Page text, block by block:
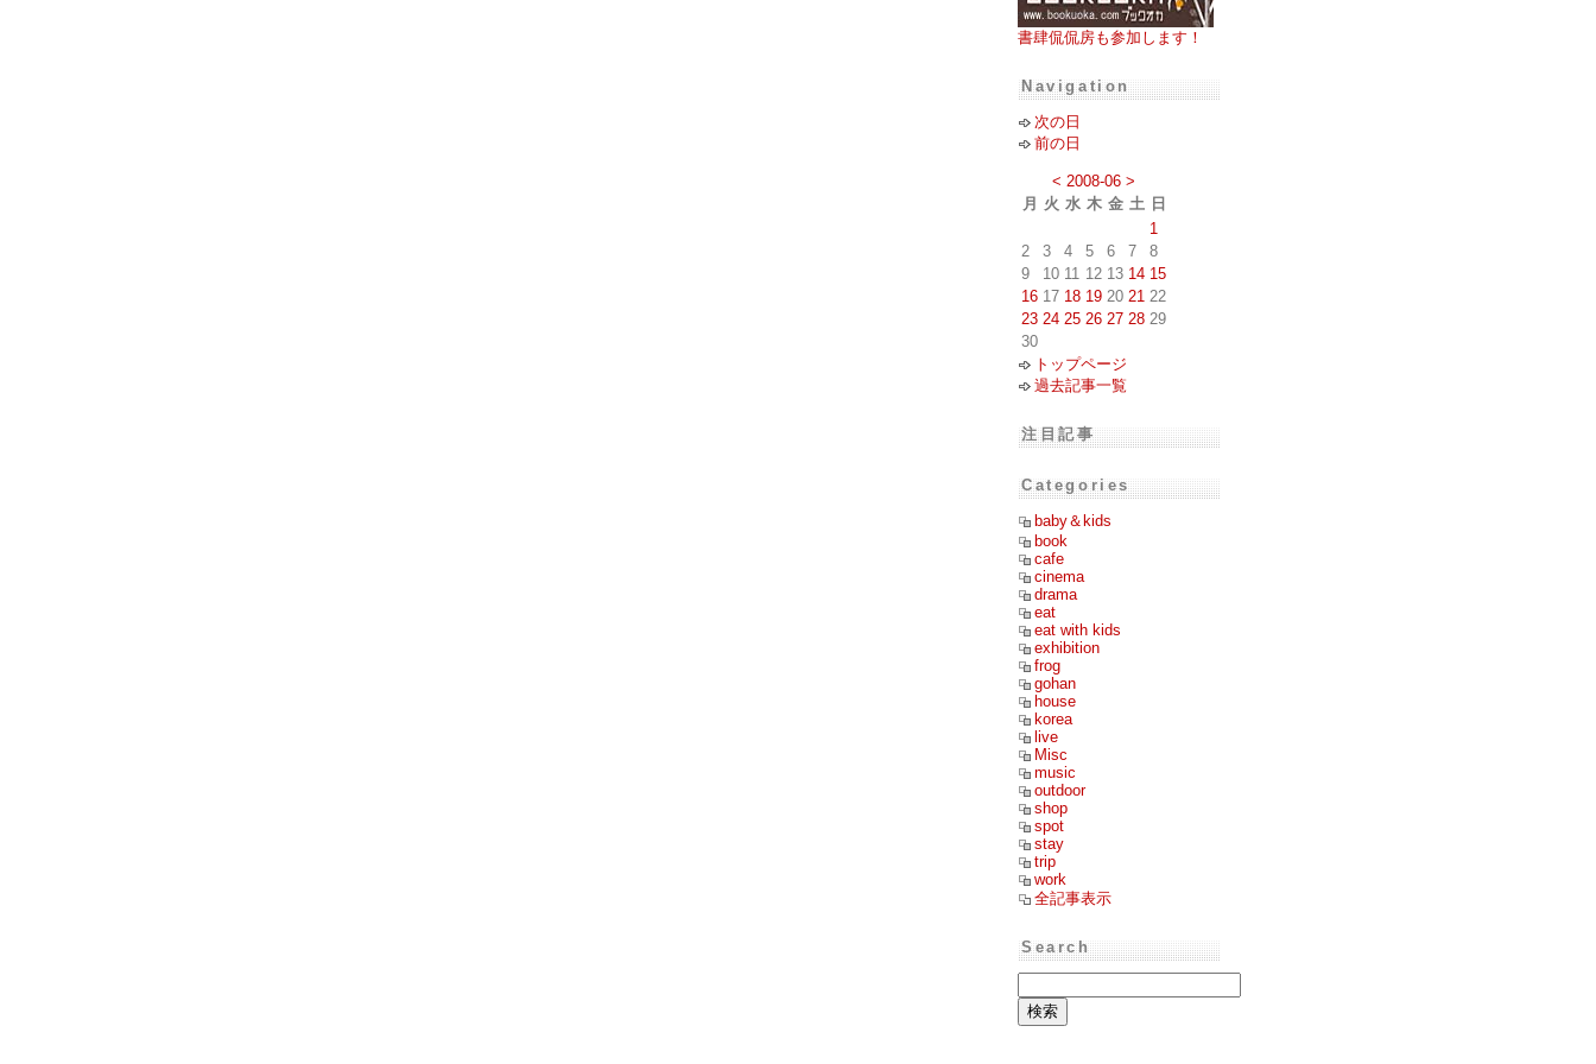
書肆侃侃房も参加します！
Navigation
次の日
前の日
< 2008-06 >
月
火 水 木 金 土 日
1
2
3 4 5 6 7
8
9
10 11 12 13 14 15
16 17 18 19 20 21 22
23 24 25 26 27 28 29
30
トップページ
過去記事一覧
注目記事
Categories
baby＆kids
book
cafe
cinema
drama
eat
eat with kids
exhibition
frog
gohan
house
korea
live
Misc
music
outdoor
shop
spot
stay
trip
work
全記事表示
Search